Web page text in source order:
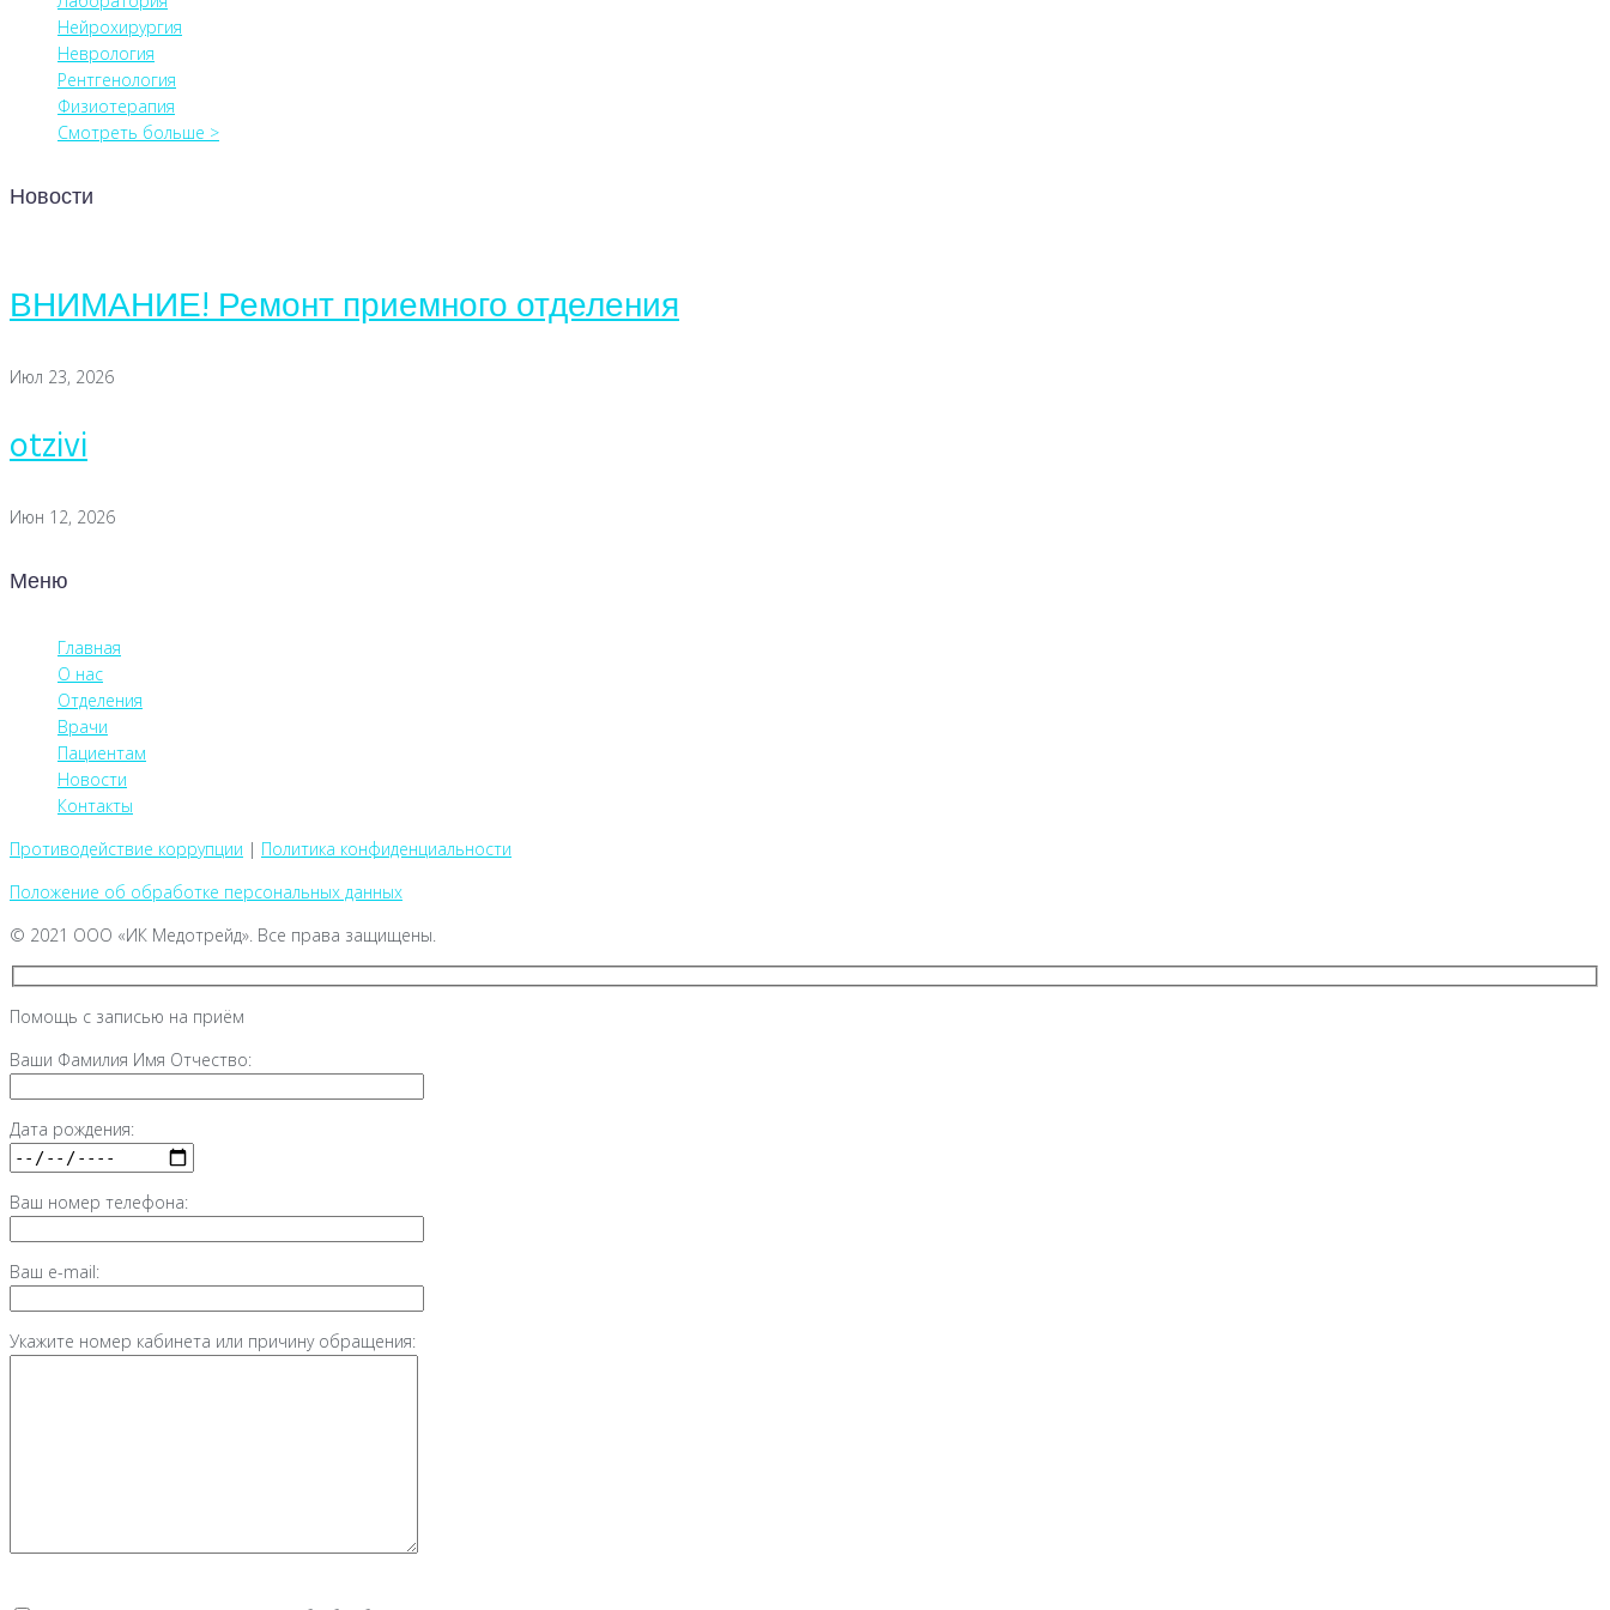
Нейрохирургия
Неврология
Рентгенология
Физиотерапия
Смотреть больше >
Новости
ВНИМАНИЕ! Ремонт приемного отделения
Июл 23, 2026
otzivi
Июн 12, 2026
Меню
Главная
О нас
Отделения
Врачи
Пациентам
Новости
Контакты
Противодействие коррупции | Политика конфиденциальности
Положение об обработке персональных данных
© 2021 ООО «ИК Медотрейд». Все права защищены.
Помощь с записью на приём
Ваши Фамилия Имя Отчество:
Дата рождения:
Ваш номер телефона:
Ваш e-mail:
Укажите номер кабинета или причину обращения: